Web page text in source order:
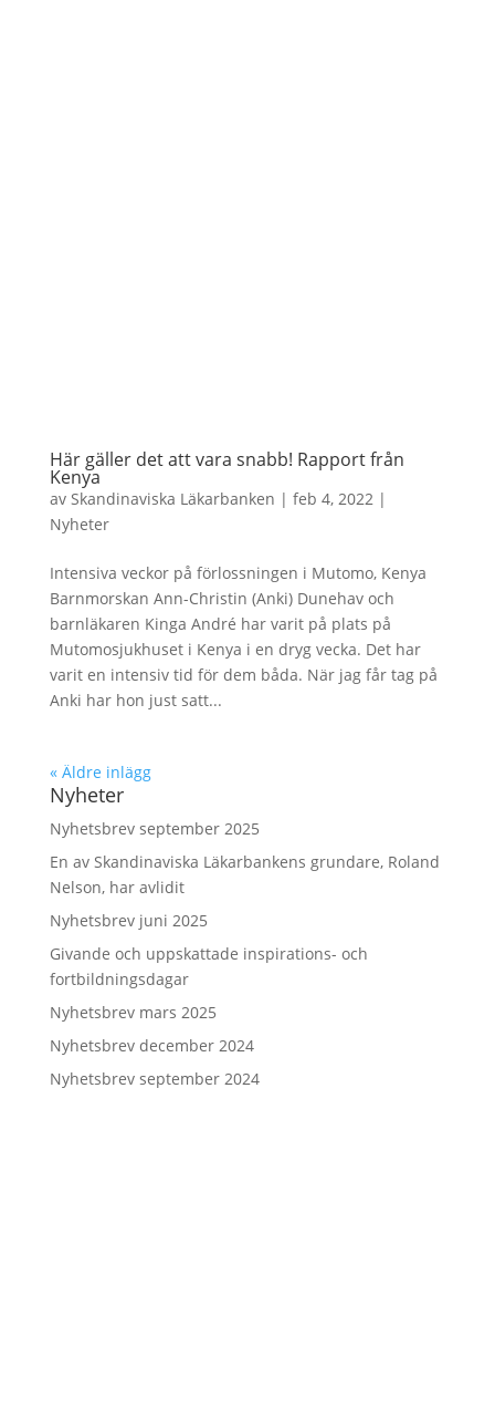
Här gäller det att vara snabb! Rapport från
Kenya
av Skandinaviska Läkarbanken | feb 4, 2022|
Nyheter
Intensiva veckor på förlossningen i Mutomo, Kenya
Barnmorskan Ann-Christin (Anki) Dunehav och
barnläkaren Kinga André har varit på plats på
Mutomosjukhuset i Kenya i en dryg vecka. Det har
varit en intensiv tid för dem båda. När jag får tag på
Anki har hon just satt...
« Äldre inlägg
Nyheter
Nyhetsbrev september 2025
En av Skandinaviska Läkarbankens grundare, Roland
Nelson, har avlidit
Nyhetsbrev juni 2025
Givande och uppskattade inspirations- och
fortbildningsdagar
Nyhetsbrev mars 2025
Nyhetsbrev december 2024
Nyhetsbrev september 2024